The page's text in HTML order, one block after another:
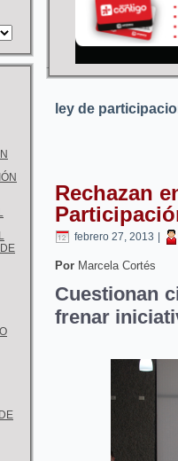
ley de
Rechazan
febrero 27, 2013
Por Marcela Cortés
Cuestionan
frenar